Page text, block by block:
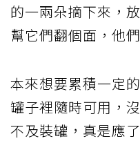
的一兩朵摘下來，
幫它們翻個面，他
本來想要累積一定
罐子裡隨時可用，
不及裝罐，真是應